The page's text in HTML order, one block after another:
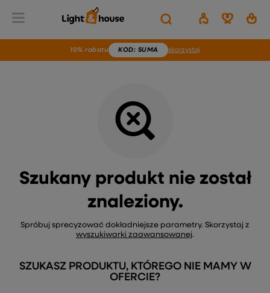
10% rabatu KOD: SUMA skorzystaj
Home Brak produktu
Szukany produkt nie został
znaleziony.
Spróbuj sprecyzować dokładniejsze parametry. Skorzystaj z
wyszukiwarki zaawansowanej.
SZUKASZ PRODUKTU, KTÓREGO NIE MAMY W
OFERCIE?